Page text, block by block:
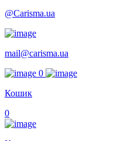
@Carisma.ua
mail@carisma.ua
0
Кошик
0